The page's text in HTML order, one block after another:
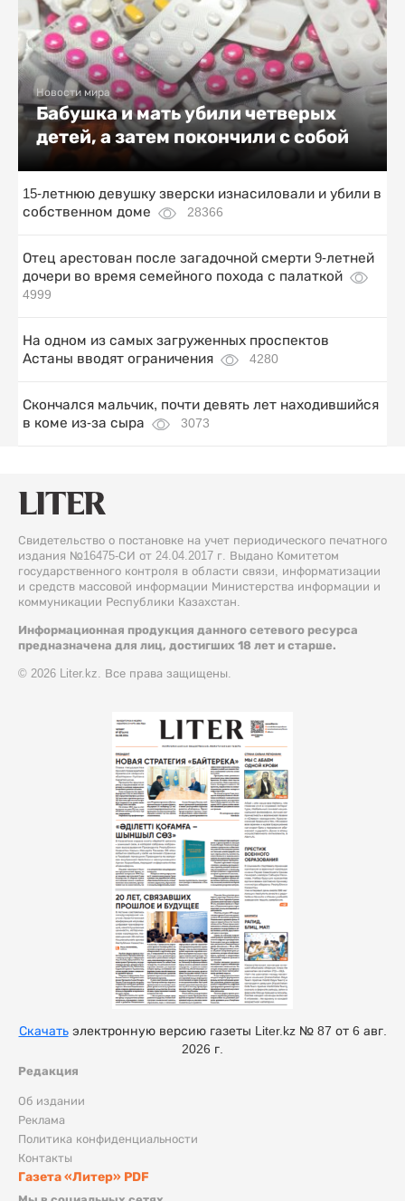
Новости мира
Бабушка и мать убили четверых
детей, а затем покончили с собой
15-летнюю девушку зверски изнасиловали и убили в
собственном доме
28366
Отец арестован после загадочной смерти 9-летней
дочери во время семейного похода с палаткой
4999
На одном из самых загруженных проспектов
Астаны вводят ограничения
4280
Скончался мальчик, почти девять лет находившийся
в коме из-за сыра
3073
Свидетельство о постановке на учет периодического печатного
издания №16475-СИ от 24.04.2017 г. Выдано Комитетом
государственного контроля в области связи, информатизации
и средств массовой информации Министерства информации и
коммуникации Республики Казахстан.
Информационная продукция данного сетевого ресурса
предназначена для лиц, достигших 18 лет и старше.
© 2026 Liter.kz. Все права защищены.
Редакция
Об издании
Реклама
Политика конфиденциальности
Контакты
Газета «Литер» PDF
Скачатьэлектронную версию газеты Liter.kz № 87 от 6 авг.
2026 г.